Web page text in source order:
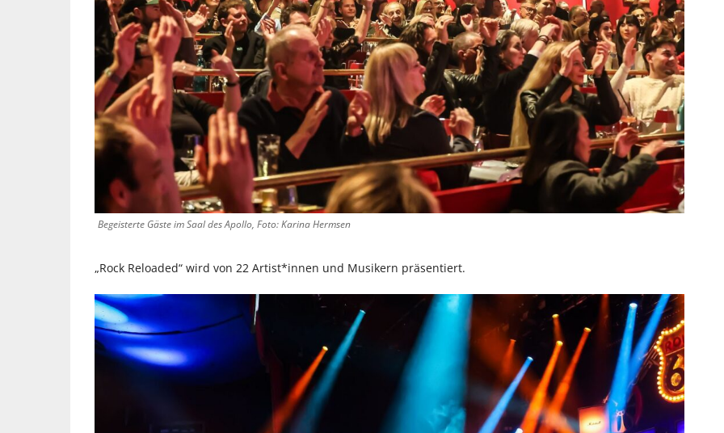
Begeisterte Gäste im Saal des Apollo, Foto: Karina Hermsen
„Rock Reloaded“ wird von 22 Artist*innen und Musikern präsentiert.